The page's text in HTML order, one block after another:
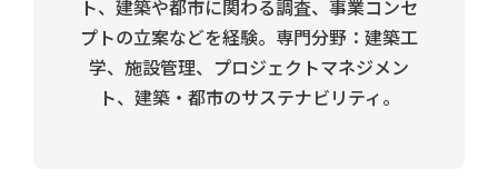
ト、建築や都市に関わる調査、事業コンセ
プトの立案などを経験。専門分野：建築工
学、施設管理、プロジェクトマネジメン
ト、建築・都市のサステナビリティ。